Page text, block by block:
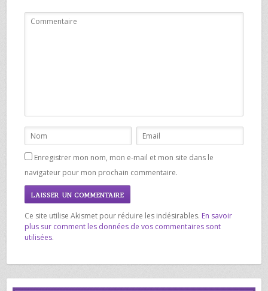
Enregistrer mon nom, mon e-mail et mon site dans le
navigateur pour mon prochain commentaire.
Ce site utilise Akismet pour réduire les indésirables. En savoir
plus sur comment les données de vos commentaires sont
utilisées.